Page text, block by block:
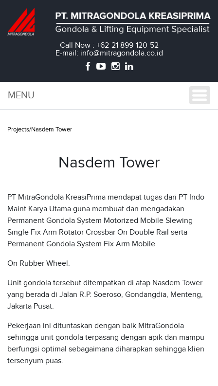
Call Now : +62-21 899-120-52
E-mail: info@mitragondola.co.id
MENU
Projects/Nasdem Tower
Nasdem Tower
PT MitraGondola KreasiPrima mendapat tugas dari PT Indo
Maint Karya Utama guna membuat dan mengadakan
Permanent Gondola System Motorized Mobile Slewing
Single Fix Arm Rotator Crossbar On Double Rail serta
Permanent Gondola System Fix Arm Mobile
On Rubber Wheel.
Unit gondola tersebut ditempatkan di atap Nasdem Tower
yang berada di Jalan R.P. Soeroso, Gondangdia, Menteng,
Jakarta Pusat.
Pekerjaan ini dituntaskan dengan baik MitraGondola
sehingga unit gondola terpasang dengan apik dan mampu
berfungsi optimal sebagaimana diharapkan sehingga klien
tersenyum puas.